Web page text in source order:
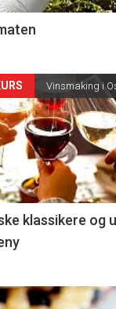
Vinsmaking i
klassikere og